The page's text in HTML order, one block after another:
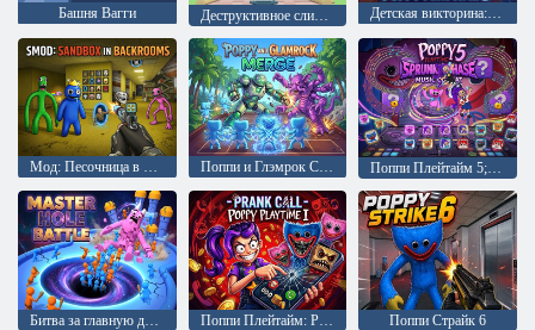
Башня Вагги Деструктивное слияние Детская викторина: Поппи Плейтайм 5
Мод: Песочница в подсобных помещениях Поппи и Глэмрок Слияние Поппи Плейтайм 5; Фаза Спрунки
Битва за главную дыру Поппи Плейтайм: Розыгрыш по телефону Поппи Страйк 6